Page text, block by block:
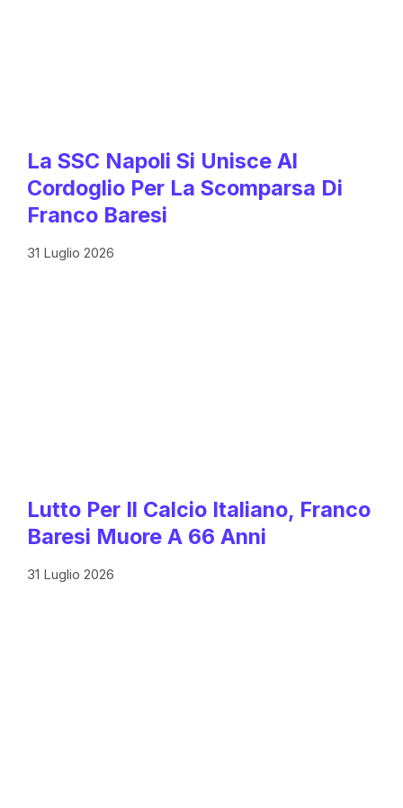
La SSC Napoli Si Unisce Al
Cordoglio Per La Scomparsa Di
Franco Baresi
31 Luglio 2026
Lutto Per Il Calcio Italiano, Franco
Baresi Muore A 66 Anni
31 Luglio 2026